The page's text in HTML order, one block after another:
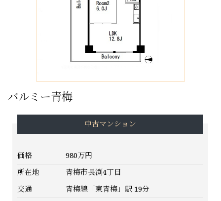
バルミー青梅
中古マンション
価格
980万円
所在地
青梅市長渕4丁目
交通
青梅線「東青梅」駅 19分